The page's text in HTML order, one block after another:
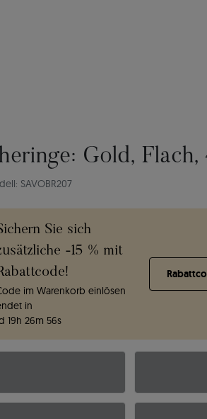
Gold, Flach,
SAVOBR207
Sie sich
-15 % mit
im Warenkorb einlösen
in
19h 26m 55s